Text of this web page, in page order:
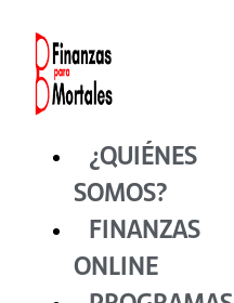
contenido
¿QUIÉNES
SOMOS?
FINANZAS
ONLINE